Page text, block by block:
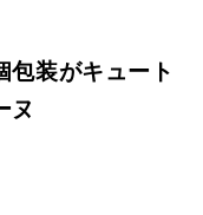
装がキュート
ヌ